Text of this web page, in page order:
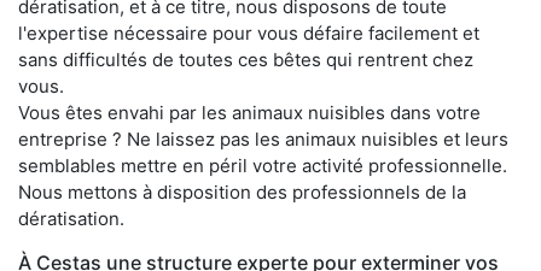
dératisation, et à ce titre, nous disposons de toute
l'expertise nécessaire pour vous défaire facilement et
sans difficultés de toutes ces bêtes qui rentrent chez
vous.
Vous êtes envahi par les animaux nuisibles dans votre
entreprise ? Ne laissez pas les animaux nuisibles et leurs
semblables mettre en péril votre activité professionnelle.
Nous mettons à disposition des professionnels de la
dératisation.
À Cestas une structure experte pour exterminer vos